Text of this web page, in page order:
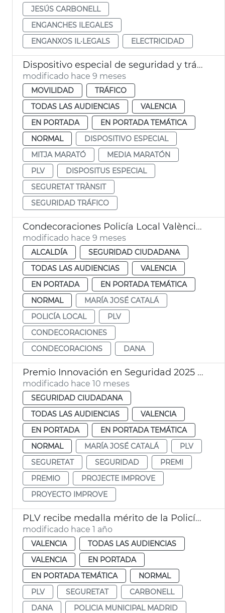
JESÚS CARBONELL
ENGANCHES ILEGALES
ENGANXOS IL·LEGALS
ELECTRICIDAD
Dispositivo especial de seguridad y tráfico por el Medio Maratón 2025
modificado hace 9 meses
MOVILIDAD
TRÁFICO
TODAS LAS AUDIENCIAS
VALENCIA
EN PORTADA
EN PORTADA TEMÁTICA
NORMAL
DISPOSITIVO ESPECIAL
MITJA MARATÓ
MEDIA MARATÓN
PLV
DISPOSITUS ESPECIAL
SEGURETAT TRÀNSIT
SEGURIDAD TRÁFICO
Condecoraciones Policía Local València - dana
modificado hace 9 meses
ALCALDÍA
SEGURIDAD CIUDADANA
TODAS LAS AUDIENCIAS
VALENCIA
EN PORTADA
EN PORTADA TEMÁTICA
NORMAL
MARÍA JOSÉ CATALÁ
POLICÍA LOCAL
PLV
CONDECORACIONES
CONDECORACIONS
DANA
Premio Innovación en Seguridad 2025 al proyecto europeo IMPROVE
modificado hace 10 meses
SEGURIDAD CIUDADANA
TODAS LAS AUDIENCIAS
VALENCIA
EN PORTADA
EN PORTADA TEMÁTICA
NORMAL
MARÍA JOSÉ CATALÁ
PLV
SEGURETAT
SEGURIDAD
PREMI
PREMIO
PROJECTE IMPROVE
PROYECTO IMPROVE
PLV recibe medalla mérito de la Policía Municipal Madrid por labor dana
modificado hace 1 año
VALENCIA
TODAS LAS AUDIENCIAS
VALENCIA
EN PORTADA
EN PORTADA TEMÁTICA
NORMAL
PLV
SEGURETAT
CARBONELL
DANA
POLICIA MUNICIPAL MADRID